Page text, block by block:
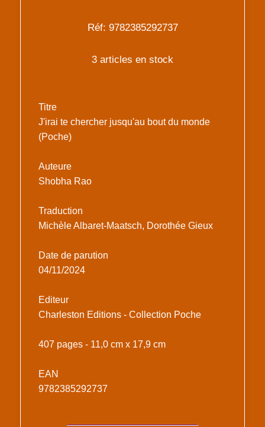
Réf: 9782385292737
3 articles en stock
Titre
J'irai te chercher jusqu'au bout du monde
(Poche)
Auteure
Shobha Rao
Traduction
Michèle Albaret-Maatsch, Dorothée Gieux
Date de parution
04/11/2024
Editeur
Charleston Editions - Collection Poche
407 pages - 11,0 cm x 17,9 cm
EAN
9782385292737